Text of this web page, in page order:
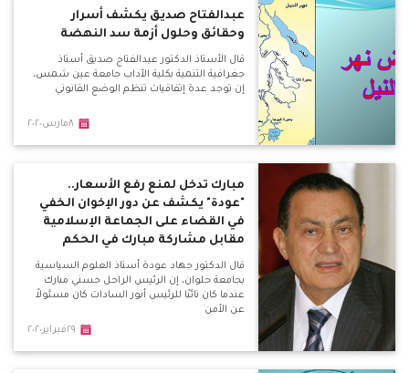
عبدالفتاح صديق يكشف أسرار
وحقائق وحلول أزمة سد النهضة
قال الأستاذ الدكتور عبدالفتاح صديق أستاذ
جغرافية التنمية بكلية الآداب جامعة عين شمس،
إن توجد عدة إتفاقيات تنظم الوضع القانوني
٨مارس٢٠٢٠
مبارك تدخل لمنع رفع الأسعار..
"عودة" يكشف عن دور الإخوان الخفي
في القضاء على الجماعة الإسلامية
مقابل مشاركة مبارك في الحكم
قال الدكتور جهاد عودة أستاذ العلوم السياسية
بجامعة حلوان، إن الرئيس الراحل حسني مبارك
عندما كان نائبًا للرئيس أنور السادات كان مسئولاً
عن الأمن
٢٩فبراير٢٠٢٠